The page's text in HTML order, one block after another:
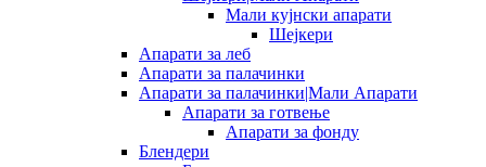
Мали кујнски апарати
Шејкери
Апарати за леб
Апарати за палачинки
Апарати за палачинки|Мали Апарати
Апарати за готвење
Апарати за фонду
Блендери